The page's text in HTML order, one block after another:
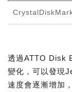
CrystalDiskMark
透過ATTO Disk
變化，可以發現
速度會逐漸增加